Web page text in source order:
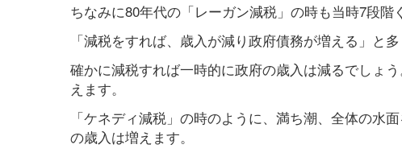
ちなみに80年代の「レーガン減税」の時も当時7段階
「減税をすれば、歳入が減り政府債務が増える」と多
確かに減税すれば一時的に政府の歳入は減るでしょ
えます。
「ケネディ減税」の時のように、満ち潮、全体の水
の歳入は増えます。